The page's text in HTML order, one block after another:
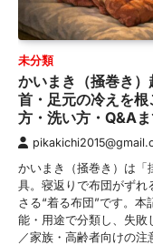
未分類
かいまき（掻巻き）
首・足元の冷えを
方・洗い方・Q&A
かいまき（掻巻き）は
具。寝返りで布団がずれ
さる“着る布団”です。
能・用途で分類し、失敗
／家族・高齢者向けの